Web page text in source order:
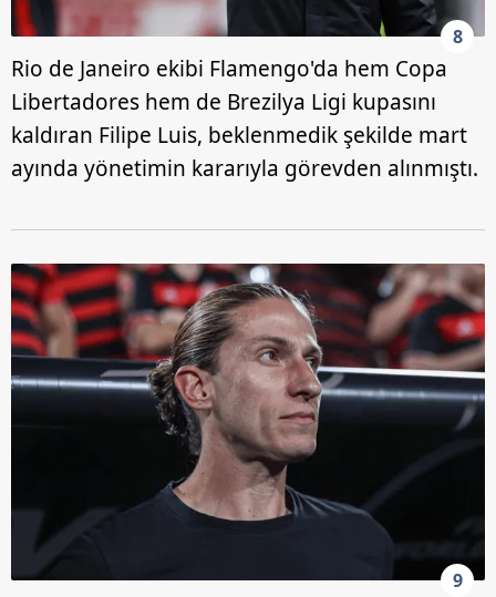
8
Rio de Janeiro ekibi Flamengo'da hem Copa
Libertadores hem de Brezilya Ligi kupasını
kaldıran Filipe Luis, beklenmedik şekilde mart
ayında yönetimin kararıyla görevden alınmıştı.
9